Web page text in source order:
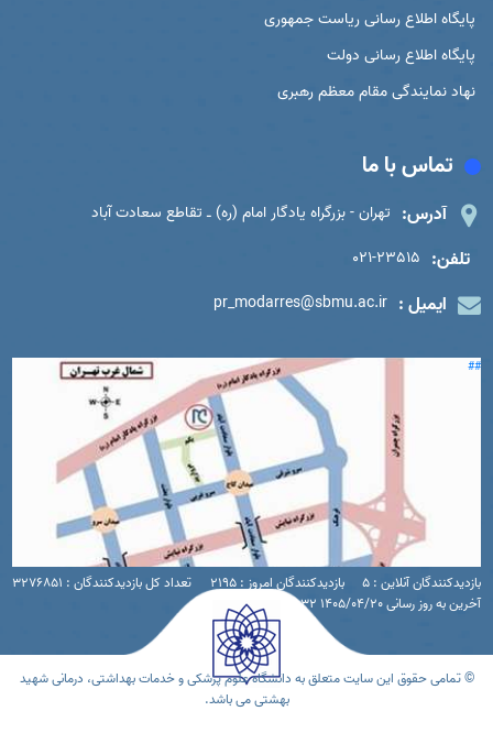
پایگاه اطلاع رسانی ریاست جمهوری
پایگاه اطلاع رسانی دولت
نهاد نمایندگی مقام معظم رهبری
تماس با ما
آدرس: تهران - بزرگراه یادگار امام (ره) ـ تقاطع سعادت آباد
تلفن: 021-23515
ایمیل : pr_modarres@sbmu.ac.ir
##
بازدیدکنندگان آنلاین : 5 بازدیدکنندگان امروز : 2195
تعداد کل بازدیدکنندگان : 3276851
آخرین به روز رسانی 1405/04/20 16:32
© تمامی حقوق این سایت متعلق به دانشگاه علوم پزشکی و خدمات بهداشتی، درمانی شهید
بهشتی می باشد.